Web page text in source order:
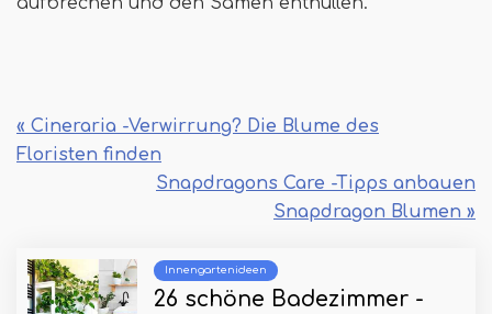
« Cineraria -Verwirrung? Die Blume des
Floristen finden
Snapdragons Care -Tipps anbauen
Snapdragon Blumen »
Innengartenideen
26 schöne Badezimmer -